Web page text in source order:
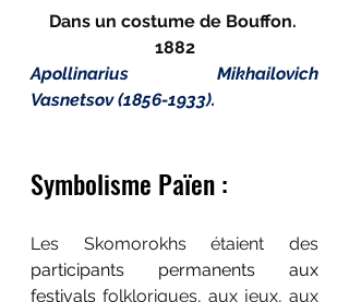
Dans un costume de Bouffon.
1882
Apollinarius Mikhailovich
Vasnetsov (1856-1933).
Symbolisme Païen :
participants permanents aux
festivals folkloriques, aux jeux, aux